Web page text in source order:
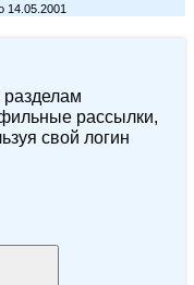
14.05.2001
разделам
рассылки,
свой логин